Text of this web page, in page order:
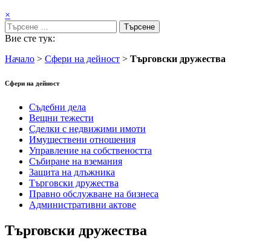
×
Търсене
за:
Вие сте тук:
Начало > Сфери на дейност > Търговски дружества
Сфери на дейност
Съдебни дела
Вещни тежести
Сделки с недвижими имоти
Имуществени отношения
Управление на собствеността
Събиране на вземания
Защита на длъжника
Търговски дружества
Правно обслужване на бизнеса
Административни актове
Търговски дружества